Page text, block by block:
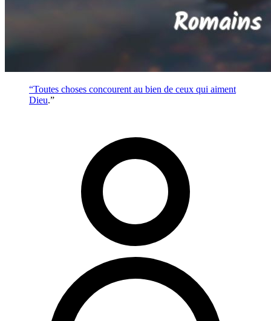
“Toutes choses concourent au bien de ceux qui aiment
Dieu.”